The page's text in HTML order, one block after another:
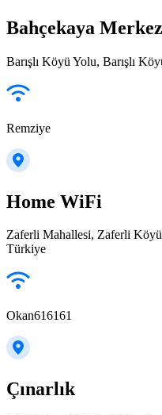
Bahçekaya
Barışlı Köyü Yolu, Barışlı
Remziye
Home WiFi
Zaferli Mahallesi, Zaferli
Türkiye
Okan616161
Çınarlık